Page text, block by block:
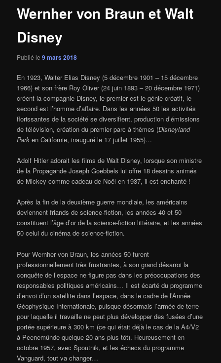
Wernher von Braun et Walt
Disney
Publié le9 mars 2018
En 1923, Walter Elias Disney (5 décembre 1901 – 15 décembre
1966) et son frère Roy Oliver (24 juin 1893 – 20 décembre 1971)
créent la compagnie Disney, le premier est le génie créatif, le
second est l’homme d’affaire. Dans les années 50 les activités
florissantes de la société se diversifient, production d’émissions
de télévision, création du premier parc à thèmes (Disneyland
Park en Californie, inauguré le 17 juillet 1955)…
Adolf Hitler adorait les films de Walt Disney, lorsque son ministre
de la Propagande Joseph Goebbels lui offre 18 dessins animés
de Mickey comme cadeau de Noël en 1937, il est enchanté !
Après la fin de la deuxième guerre mondiale, les américains
deviennent friands de science-fiction, les années 40 et 50
constituent l’âge d’or de la science-fiction littéraire, et les années
50 celui du cinéma de science-fiction.
Pour Wernher von Braun, les années 50 furent
professionnellement très frustrantes, à son grand désarroi la
conquête de l’espace ne figure pas dans les préoccupations des
responsables politiques américains… Il est écarté du programme
d’envoi d’un satellite dans l’espace, dans le cadre de l’Année
Géophysique Internationale, puisque désormais l’armée de terre
pour laquelle il travaille ne peut plus développer des fusées d’une
portée supérieure à 300 km (ce qui était déjà le cas de la A4/V2
à Peenemünde quelque 20 ans plus tôt). Heureusement en
octobre 1957, avec Spoutnik, et les échecs du programme
Vanguard, tout va changer…